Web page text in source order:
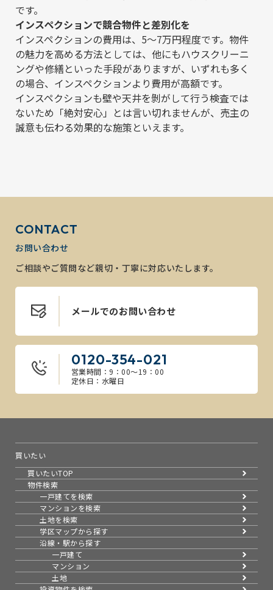
です。
インスペクションで競合物件と差別化を
インスペクションの費用は、5〜7万円程度です。物件
の魅力を高める方法としては、他にもハウスクリーニ
ングや修繕といった手段がありますが、いずれも多く
の場合、インスペクションより費用が高額です。
インスペクションも壁や天井を剝がして行う検査では
ないため「絶対安心」とは言い切れませんが、売主の
誠意も伝わる効果的な施策といえます。
CONTACT
お問い合わせ
ご相談やご質問など親切・丁寧に対応いたします。
メールでのお問い合わせ
0120-354-021
営業時間：9：00～19：00
定休日：水曜日
買いたい
買いたいTOP
物件検索
一戸建てを検索
マンションを検索
土地を検索
学区マップから探す
沿線・駅から探す
一戸建て
マンション
土地